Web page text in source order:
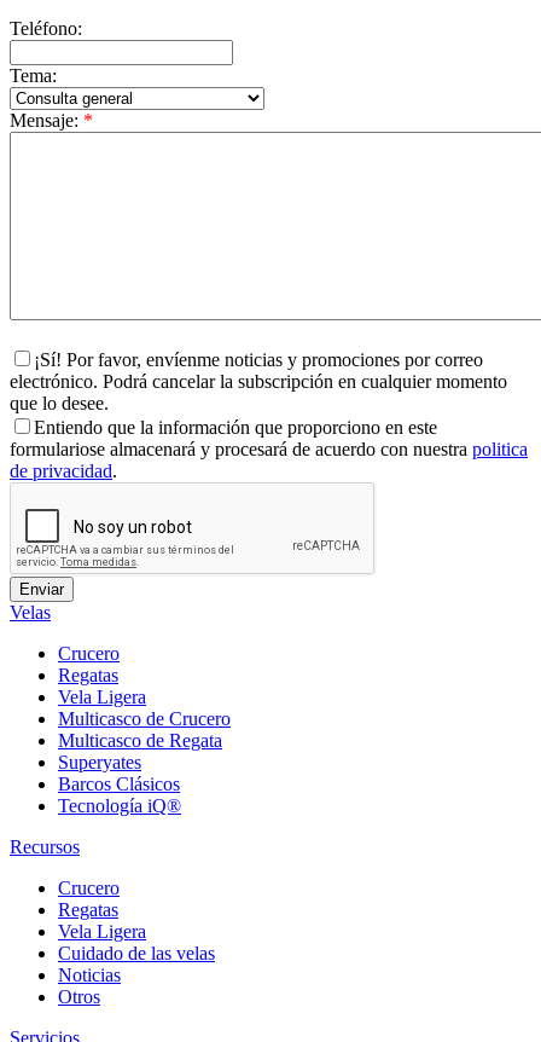
Teléfono:
Tema:
Mensaje: *
¡Sí! Por favor, envíenme noticias y promociones por correo
electrónico. Podrá cancelar la subscripción en cualquier momento
que lo desee.
Entiendo que la información que proporciono en este
formulariose almacenará y procesará de acuerdo con nuestra politica
de privacidad.
Velas
Crucero
Regatas
Vela Ligera
Multicasco de Crucero
Multicasco de Regata
Superyates
Barcos Clásicos
Tecnología iQ®
Recursos
Crucero
Regatas
Vela Ligera
Cuidado de las velas
Noticias
Otros